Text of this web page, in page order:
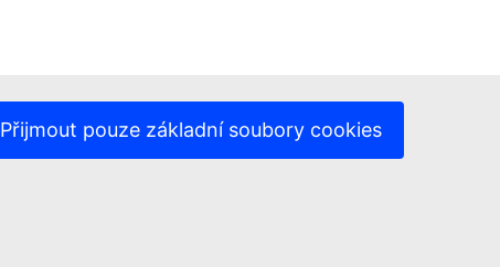
Přijmout pouze základní soubory cookies